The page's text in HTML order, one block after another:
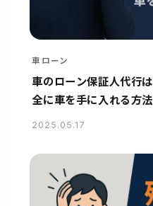
車ローン
車のローン保証人代行
全に車を手に入れる方法
2025.05.17